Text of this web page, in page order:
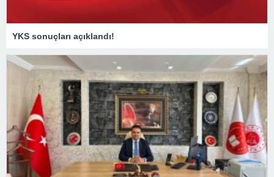
YKS sonuçları açıklandı!